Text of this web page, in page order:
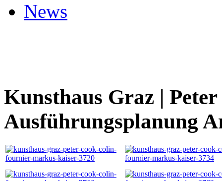
News
Kunsthaus Graz |
Ausführungsplanung